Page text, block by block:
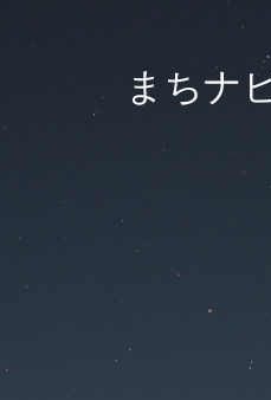
まちナ